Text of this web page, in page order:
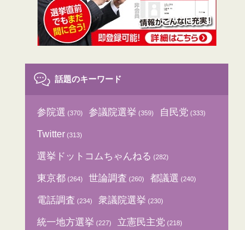
話題のキーワード
参院選 (370) 参議院選挙 (359) 自民党 (333)
Twitter (313)
選挙ドットコムちゃんねる (282)
東京都 (264) 世論調査 (260) 都議選 (240)
電話調査 (234) 衆議院選挙 (230)
統一地方選挙 (227) 立憲民主党 (218)